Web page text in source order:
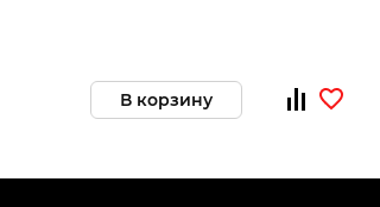
В корзину